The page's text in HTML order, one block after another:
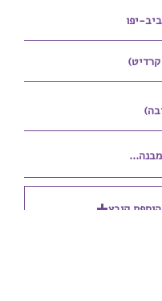
הוספת קובץ